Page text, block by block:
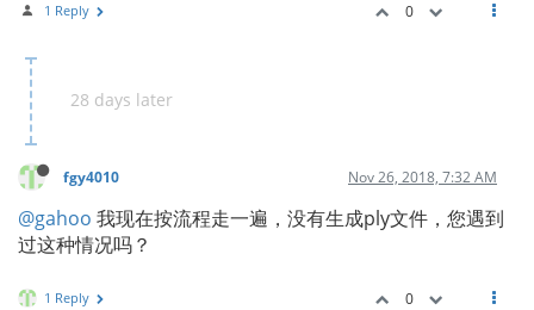
1 Reply 0
28 days later
fgy4010 Nov 26, 2018, 7:32 AM
@gahoo 我现在按流程走一遍，没有生成ply文件，您遇到
过这种情况吗？
1 Reply 0